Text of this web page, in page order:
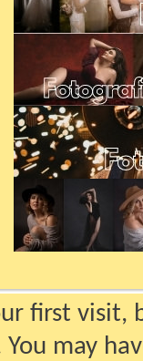
first visit,
may